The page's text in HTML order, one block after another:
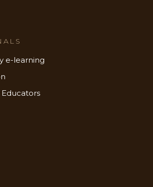
e-learning